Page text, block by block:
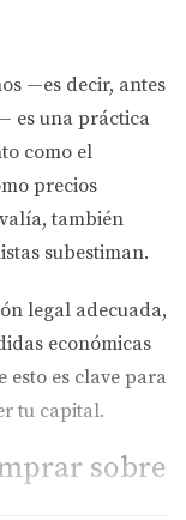
—es decir, antes
es una práctica
como el
precios
también
subestiman.
legal adecuada,
económicas
esto es clave para
tu capital.
sobre